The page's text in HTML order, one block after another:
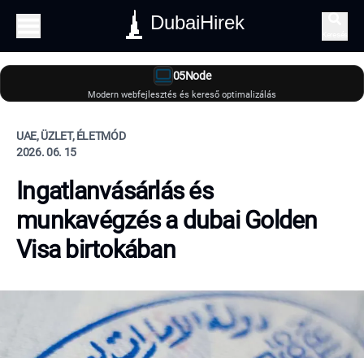
DubaiHirek
05Node
Modern webfejlesztés és kereső optimalizálás
UAE, ÜZLET, ÉLETMÓD
2026. 06. 15
Ingatlanvásárlás és
munkavégzés a dubai Golden
Visa birtokában